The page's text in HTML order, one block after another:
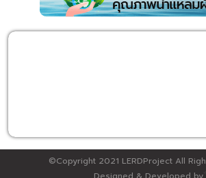
©Copyright 2021 LERDProject All